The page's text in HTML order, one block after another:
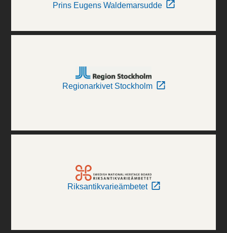
Prins Eugens Waldemarsudde
Regionarkivet Stockholm
Riksantikvarieämbetet